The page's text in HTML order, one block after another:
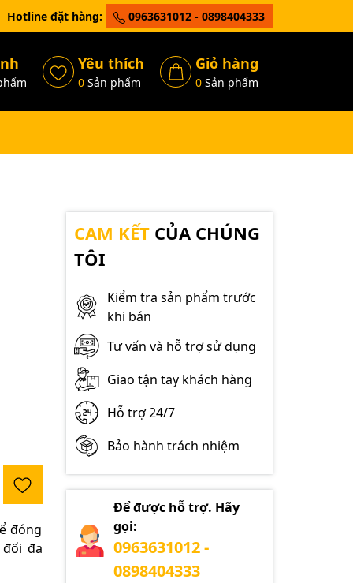
Hotline đặt hàng: 0963631012 - 0898404333
Yêu thích
0Sản phẩm
Giỏ hàng
0Sản phẩm
đóng
đối đa
CAM KẾTCỦA CHÚNG
TÔI
Kiểm tra sản phẩm trước
khi bán
Tư vấn và hỗ trợ sử dụng
Giao tận tay khách hàng
Hỗ trợ 24/7
Bảo hành trách nhiệm
Để được hỗ trợ. Hãy
gọi:
0963631012 -
0898404333